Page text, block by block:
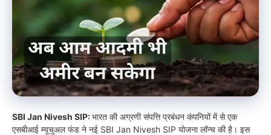
SBI Jan Nivesh SIP:भारत की अग्रणी संपत्ति प्रबंधन कंपनियों में से एक
एसबीआई म्यूचुअल फंड ने नई SBI Jan Nivesh SIP योजना लॉन्च की है। इस